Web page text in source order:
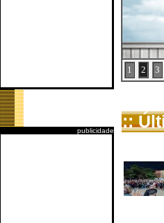
publicidade
1 2 3
::